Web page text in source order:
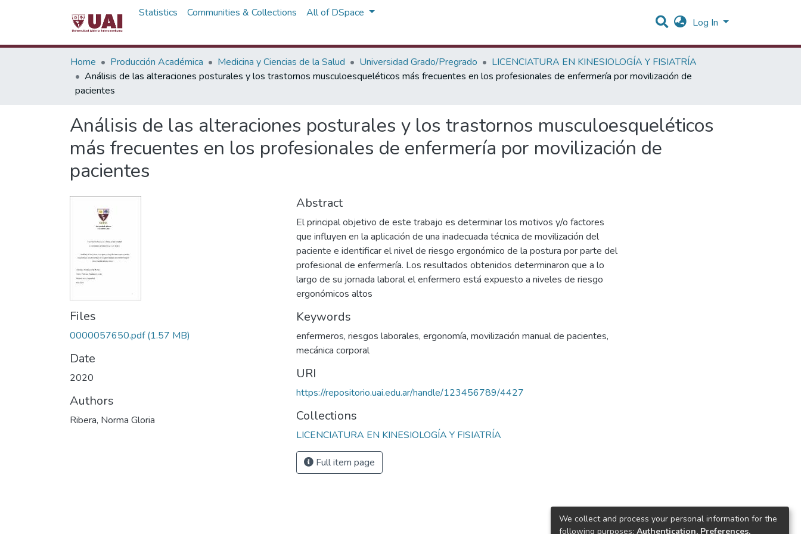
Statistics Communities & Collections All of DSpace
Log In
Home Producción Académica Medicina y Ciencias de la Salud Universidad Grado/Pregrado
LICENCIATURA EN KINESIOLOGÍA Y FISIATRÍA
Análisis de las alteraciones posturales y los trastornos musculoesqueléticos más frecuentes en los profesionales de enfermería por movilización de
pacientes
Análisis de las alteraciones posturales y los trastornos musculoesqueléticos
más frecuentes en los profesionales de enfermería por movilización de
pacientes
Files
0000057650.pdf (1.57 MB)
Date
2020
Authors
Ribera, Norma Gloria
Abstract
El principal objetivo de este trabajo es determinar los motivos y/o factores
que influyen en la aplicación de una inadecuada técnica de movilización del
paciente e identificar el nivel de riesgo ergonómico de la postura por parte del
profesional de enfermería. Los resultados obtenidos determinaron que a lo
largo de su jornada laboral el enfermero está expuesto a niveles de riesgo
ergonómicos altos
Keywords
enfermeros, riesgos laborales, ergonomía, movilización manual de pacientes,
mecánica corporal
URI
https://repositorio.uai.edu.ar/handle/123456789/4427
Collections
LICENCIATURA EN KINESIOLOGÍA Y FISIATRÍA
Full item page
We collect and process your personal information for the
following purposes: Authentication, Preferences,